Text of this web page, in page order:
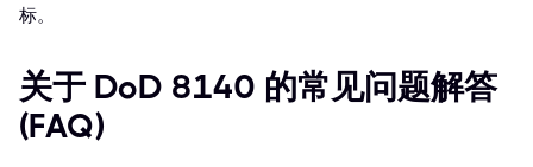
标。
关于 DoD 8140 的常见问题解答
(FAQ)